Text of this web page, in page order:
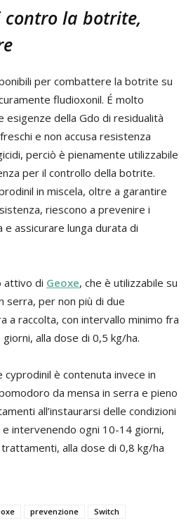
la botrite,
per combattere la botrite su
fludioxonil. É molto
esigenze della Gdo di residualità
e non accusa resistenza
perciò è pienamente utilizzabile
per il controllo della botrite.
in miscela, oltre a garantire
riescono a prevenire i
assicurare lunga durata di
attivo di Geoxe, che è utilizzabile su
serra, per non più di due
a raccolta, con intervallo minimo fra
alla dose di 0,5 kg/ha.
cyprodinil è contenuta invece in
da mensa in serra e pieno
all’instaurarsi delle condizioni
intervenendo ogni 10-14 giorni,
alla dose di 0,8 kg/ha
prevenzione
Switch